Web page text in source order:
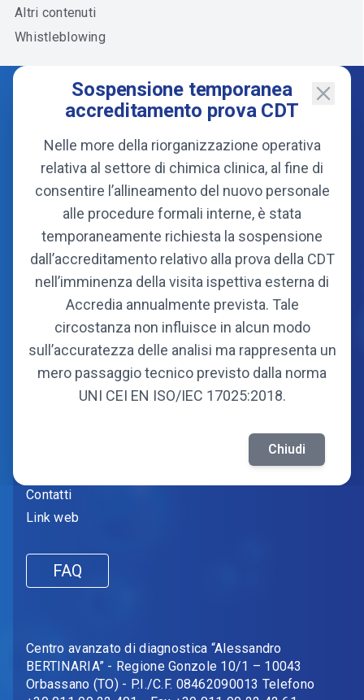
Altri contenuti
Whistleblowing
Sospensione temporanea
accreditamento prova CDT
Nelle more della riorganizzazione operativa
relativa al settore di chimica clinica, al fine di
consentire l’allineamento del nuovo personale
alle procedure formali interne, è stata
temporaneamente richiesta la sospensione
dall’accreditamento relativo alla prova della CDT
nell’imminenza della visita ispettiva esterna di
Accredia annualmente prevista. Tale
circostanza non influisce in alcun modo
sull’accuratezza delle analisi ma rappresenta un
mero passaggio tecnico previsto dalla norma
UNI CEI EN ISO/IEC 17025:2018.
Chiudi
Consorzio
Statuto
Soci fondatori
Soci attuali
Contatti
Link web
FAQ
Centro avanzato di diagnostica “Alessandro
BERTINARIA” - Regione Gonzole 10/1 – 10043
Orbassano (TO) - P.I./C.F. 08462090013 Telefono